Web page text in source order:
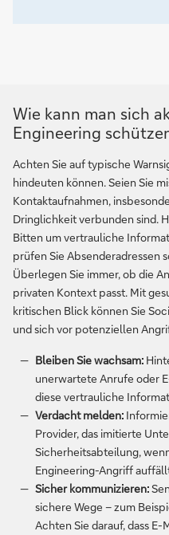
Wie kann man sich
Engineering
Achten Sie auf typische
hindeuten können. Seien Sie
Kontaktaufnahmen,
Dringlichkeit verbunden sind.
Bitten um vertrauliche
prüfen Sie Absenderadressen
Überlegen Sie immer, ob die
privaten Kontext passt. Mit
kritischen Blick können Sie
und sich vor potenziellen
Bleiben Sie wachsam:
unerwartete Anrufe oder
diese vertrauliche
Verdacht melden:
Provider, das imitierte
Sicherheitsabteilung,
Engineering-Angriff
Sicher kommunizieren:
sichere Wege – zum
Achten Sie darauf, dass